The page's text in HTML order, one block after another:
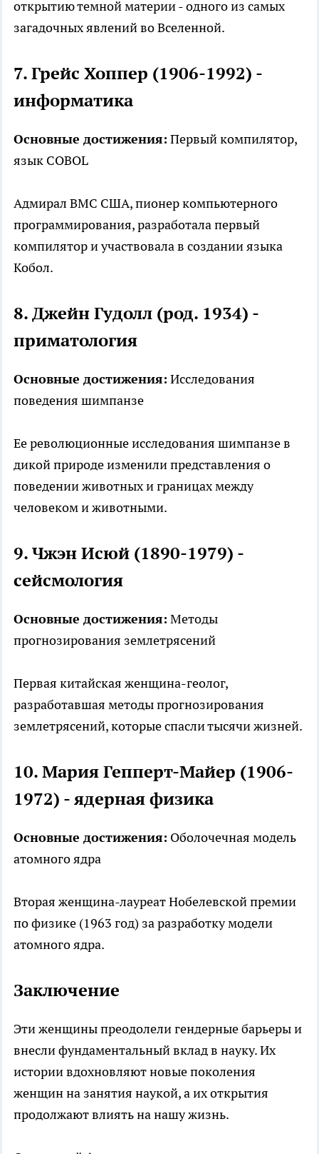
открытию темной материи - одного из самых
загадочных явлений во Вселенной.
7. Грейс Хоппер (1906-1992) -
информатика
Основные достижения: Первый компилятор,
язык COBOL
Адмирал ВМС США, пионер компьютерного
программирования, разработала первый
компилятор и участвовала в создании языка
Кобол.
8. Джейн Гудолл (род. 1934) -
приматология
Основные достижения: Исследования
поведения шимпанзе
Ее революционные исследования шимпанзе в
дикой природе изменили представления о
поведении животных и границах между
человеком и животными.
9. Чжэн Исюй (1890-1979) -
сейсмология
Основные достижения: Методы
прогнозирования землетрясений
Первая китайская женщина-геолог,
разработавшая методы прогнозирования
землетрясений, которые спасли тысячи жизней.
10. Мария Гепперт-Майер (1906-
1972) - ядерная физика
Основные достижения: Оболочечная модель
атомного ядра
Вторая женщина-лауреат Нобелевской премии
по физике (1963 год) за разработку модели
атомного ядра.
Заключение
Эти женщины преодолели гендерные барьеры и
внесли фундаментальный вклад в науку. Их
истории вдохновляют новые поколения
женщин на занятия наукой, а их открытия
продолжают влиять на нашу жизнь.